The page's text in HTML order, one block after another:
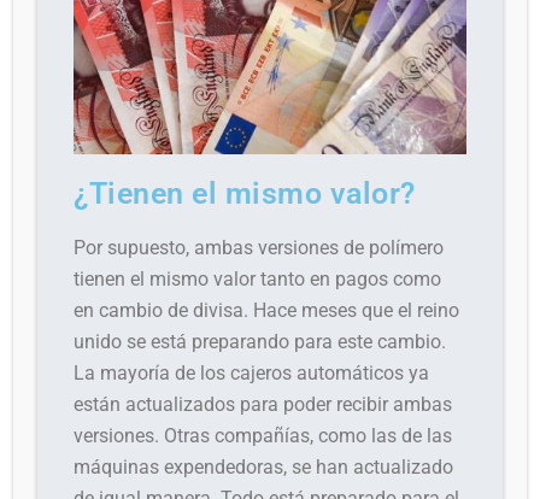
¿Tienen el mismo valor?
Por supuesto, ambas versiones de polímero
tienen el mismo valor tanto en pagos como
en cambio de divisa. Hace meses que el reino
unido se está preparando para este cambio.
La mayoría de los cajeros automáticos ya
están actualizados para poder recibir ambas
versiones. Otras compañías, como las de las
máquinas expendedoras, se han actualizado